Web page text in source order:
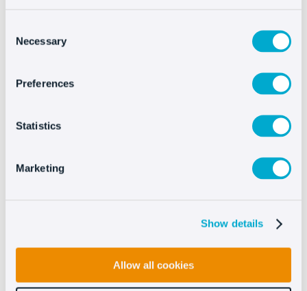
Selection
Necessary
Preferences
Statistics
Marketing
Show details
Allow all cookies
interessante, perché per i venditori che hanno un
negozio online è molto più conveniente chegli
. Fondamentalmente perché è lì che
strategia del servizio clienti
Non sto dicendo che sarà un compito facile, ma
riuscirà a far sì che gli acquisti
sul Marketplace si trasformino in secondi e